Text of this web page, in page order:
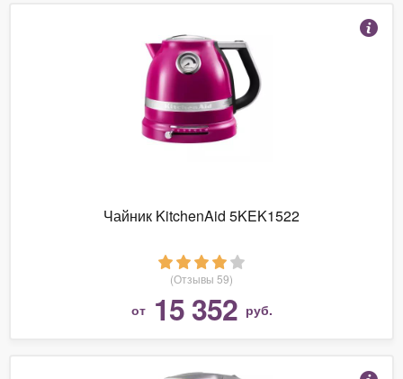
Чайник KitchenAid 5KEK1522
(Отзывы 59)
от 15 352 руб.